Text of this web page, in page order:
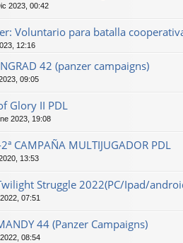
2023, 00:42
Voluntario para batalla
12:16
42 (panzer campaigns)
09:05
Glory II PDL
2023, 19:08
CAMPAÑA MULTIJUGADOR PDL
13:53
Struggle 2022(PC/Ipad/
07:51
44 (Panzer Campaigns)
08:54